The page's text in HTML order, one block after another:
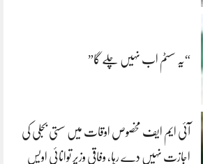
“یہ سسٹم اب نہیں چلے گا”
آئی ایم ایف مخصوص اوقات میں سستی بجلی کی
اجازت نہیں دے رہا، وفاقی وزیر توانائی اویس